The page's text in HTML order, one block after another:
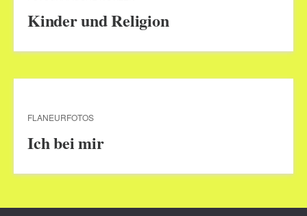
Kinder und Religion
FLANEURFOTOS
Ich bei mir